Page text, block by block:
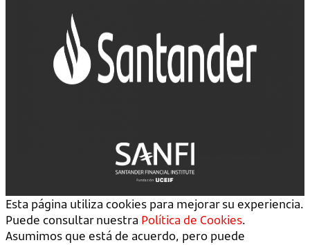
Esta página utiliza cookies para mejorar su experiencia.
Puede consultar nuestra Política de Cookies.
Asumimos que está de acuerdo, pero puede